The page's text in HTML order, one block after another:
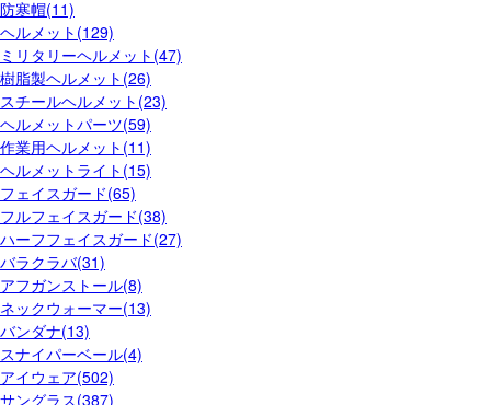
防寒帽(11)
ヘルメット(129)
ミリタリーヘルメット(47)
樹脂製ヘルメット(26)
スチールヘルメット(23)
ヘルメットパーツ(59)
作業用ヘルメット(11)
ヘルメットライト(15)
フェイスガード(65)
フルフェイスガード(38)
ハーフフェイスガード(27)
バラクラバ(31)
アフガンストール(8)
ネックウォーマー(13)
バンダナ(13)
スナイパーベール(4)
アイウェア(502)
サングラス(387)